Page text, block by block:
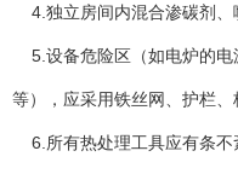
4.独立房间内混合渗碳剂、
5.设备危险区（如电炉的电
等），应采用铁丝网、护栏、
6.所有热处理工具应有条不